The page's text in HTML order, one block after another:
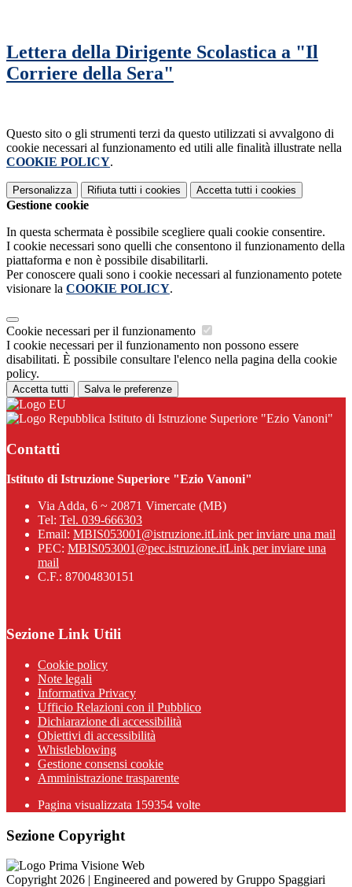
Lettera della Dirigente Scolastica a "Il
Corriere della Sera"
Questo sito o gli strumenti terzi da questo utilizzati si avvalgono di
cookie necessari al funzionamento ed utili alle finalità illustrate nella
COOKIE POLICY.
Personalizza Rifiuta tutti i cookies Accetta tutti i cookies
Gestione cookie
In questa schermata è possibile scegliere quali cookie consentire.
I cookie necessari sono quelli che consentono il funzionamento della
piattaforma e non è possibile disabilitarli.
Per conoscere quali sono i cookie necessari al funzionamento potete
visionare la COOKIE POLICY.
Cookie necessari per il funzionamento
I cookie necessari per il funzionamento non possono essere
disabilitati. È possibile consultare l'elenco nella pagina della cookie
policy.
Accetta tutti Salva le preferenze
Istituto di Istruzione Superiore "Ezio Vanoni"
Contatti
Istituto di Istruzione Superiore "Ezio Vanoni"
Via Adda, 6 ~ 20871 Vimercate (MB)
Tel: Tel. 039-666303
Email: MBIS053001@istruzione.itLink per inviare una mail
PEC: MBIS053001@pec.istruzione.itLink per inviare una
mail
C.F.: 87004830151
Sezione Link Utili
Cookie policy
Note legali
Informativa Privacy
Ufficio Relazioni con il Pubblico
Dichiarazione di accessibilità
Obiettivi di accessibilità
Whistleblowing
Gestione consensi cookie
Amministrazione trasparente
Pagina visualizzata 159354 volte
Sezione Copyright
Copyright 2026 | Engineered and powered by Gruppo Spaggiari